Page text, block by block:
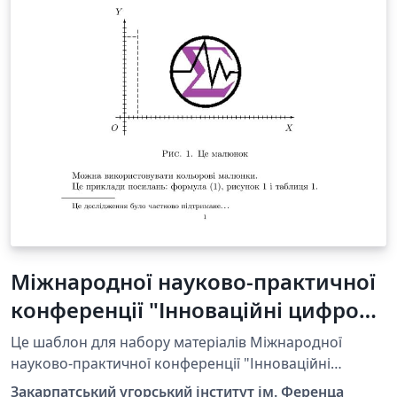
Міжнародної науково-практичної
конференції "Інноваційні цифрові
методи в галузі освіти та
досліджень" Template_ua
Це шаблон для набору матеріалів Міжнародної
науково-практичної конференції "Інноваційні
цифрові методи в галузі освіти та досліджень", яка
Закарпатський угорський інститут ім. Ференца